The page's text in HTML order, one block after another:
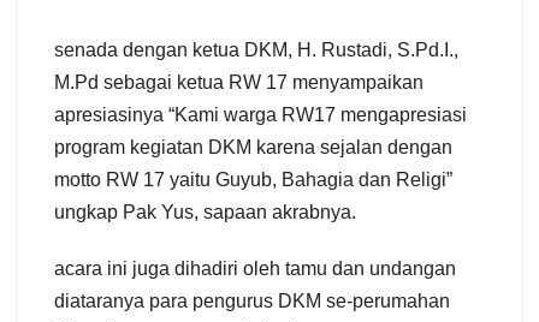
senada dengan ketua DKM, H. Rustadi, S.Pd.I.,
M.Pd sebagai ketua RW 17 menyampaikan
apresiasinya “Kami warga RW17 mengapresiasi
program kegiatan DKM karena sejalan dengan
motto RW 17 yaitu Guyub, Bahagia dan Religi”
ungkap Pak Yus, sapaan akrabnya.
acara ini juga dihadiri oleh tamu dan undangan
diataranya para pengurus DKM se-perumahan